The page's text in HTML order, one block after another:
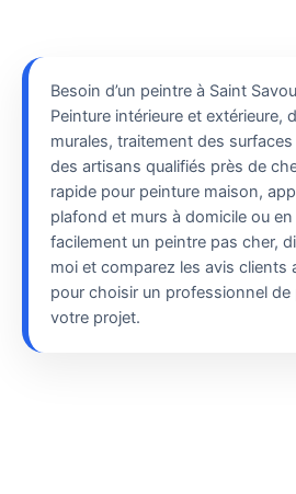
Besoin d’un peintre à Saint
Peinture intérieure et extérieure,
murales, traitement des
des artisans qualifiés près de
rapide pour peinture maison,
plafond et murs à domicile ou
facilement un peintre pas cher,
moi et comparez les avis clients
pour choisir un professionnel de
votre projet.